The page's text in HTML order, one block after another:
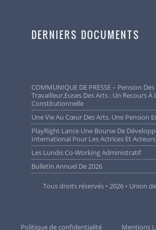
DERNIERS DOCUMENTS
COMMUNIQUE DE PRESSE – Pension Des
Travailleur.euses Des Arts : Un Recours À
Constitutionnelle
Une Vie Au Cœur Des Arts. Une Pension
PlayRight Lance Une Bourse De Développement
International Pour Les Actrices Et Acteurs
Les Lundis Co-Working Administratif
Bulletin Annuel De 2026
Tous droits réservés • 2026 • Union
Politique de confidentialité Mentions